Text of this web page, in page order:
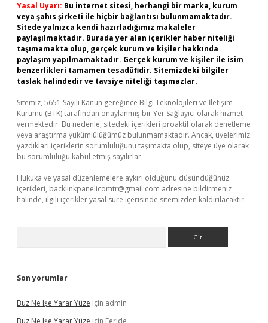
Yasal Uyarı: Bu internet sitesi, herhangi bir marka, kurum
veya şahıs şirketi ile hiçbir bağlantısı bulunmamaktadır.
Sitede yalnızca kendi hazırladığımız makaleler
paylaşılmaktadır. Burada yer alan içerikler haber niteliği
taşımamakta olup, gerçek kurum ve kişiler hakkında
paylaşım yapılmamaktadır. Gerçek kurum ve kişiler ile isim
benzerlikleri tamamen tesadüfidir. Sitemizdeki bilgiler
taslak halindedir ve tavsiye niteliği taşımazlar.
Sitemiz, 5651 Sayılı Kanun gereğince Bilgi Teknolojileri ve İletişim
Kurumu (BTK) tarafından onaylanmış bir Yer Sağlayıcı olarak hizmet
vermektedir. Bu nedenle, sitedeki içerikleri proaktif olarak denetleme
veya araştırma yükümlülüğümüz bulunmamaktadır. Ancak, üyelerimiz
yazdıkları içeriklerin sorumluluğunu taşımakta olup, siteye üye olarak
bu sorumluluğu kabul etmiş sayılırlar.
Hukuka ve yasal düzenlemelere aykırı olduğunu düşündüğünüz
içerikleri, backlinkpanelicomtr@gmail.com adresine bildirmeniz
halinde, ilgili içerikler yasal süre içerisinde sitemizden kaldırılacaktır.
Son yorumlar
Buz Ne Işe Yarar Yüze için admin
Buz Ne Işe Yarar Yüze için Feride